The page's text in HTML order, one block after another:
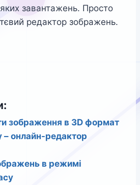
завантажень. Просто
редактор зображень.
зображення в 3D формат
– онлайн-редактор
в режимі